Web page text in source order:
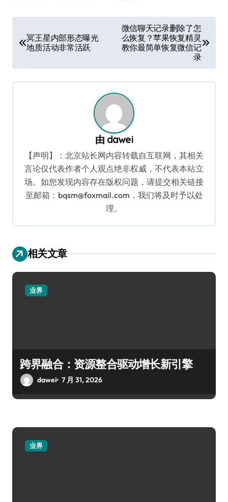
章 冥王星内部形态曝光
地质活动非常活跃
微信聊天记录删除了怎
么恢复？苹果恢复精灵
教你最简单恢复微信记
录
由 dawei
【声明】：北京站长网内容转载自互联网，其相关
言论仅代表作者个人观点绝非权威，不代表本站立
场。如您发现内容存在版权问题，请提交相关链接
至邮箱：bqsm@foxmail.com，我们将及时予以处
理。
相关文章
业界
跨界融合：资源整合驱动增长新引擎
dawei 7 月 31, 2026
业界